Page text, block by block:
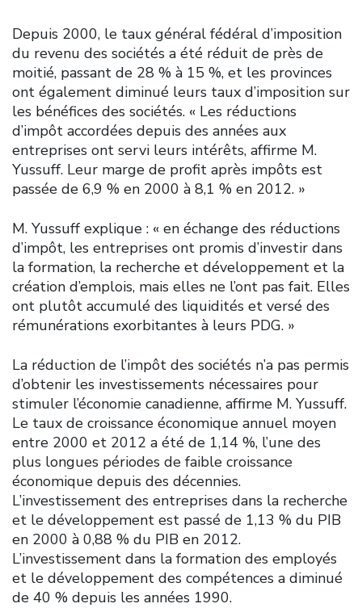
Depuis 2000, le taux général fédéral d’imposition
du revenu des sociétés a été réduit de près de
moitié, passant de 28 % à 15 %, et les provinces
ont également diminué leurs taux d’imposition sur
les bénéfices des sociétés. « Les réductions
d’impôt accordées depuis des années aux
entreprises ont servi leurs intérêts, affirme M.
Yussuff. Leur marge de profit après impôts est
passée de 6,9 % en 2000 à 8,1 % en 2012. »
M. Yussuff explique : « en échange des réductions
d’impôt, les entreprises ont promis d’investir dans
la formation, la recherche et développement et la
création d’emplois, mais elles ne l’ont pas fait. Elles
ont plutôt accumulé des liquidités et versé des
rémunérations exorbitantes à leurs PDG. »
La réduction de l’impôt des sociétés n’a pas permis
d’obtenir les investissements nécessaires pour
stimuler l’économie canadienne, affirme M. Yussuff.
Le taux de croissance économique annuel moyen
entre 2000 et 2012 a été de 1,14 %, l’une des
plus longues périodes de faible croissance
économique depuis des décennies.
L’investissement des entreprises dans la recherche
et le développement est passé de 1,13 % du PIB
en 2000 à 0,88 % du PIB en 2012.
L’investissement dans la formation des employés
et le développement des compétences a diminué
de 40 % depuis les années 1990.